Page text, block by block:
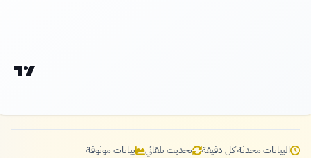
البيانات محدثة كل دقيقة تحديث تلقائي بيانات موثوقة